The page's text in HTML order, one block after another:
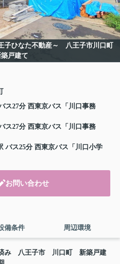
子ひなた不動産～ 八王子市川口町
戸建て
ス27分 西東京バス「川口事務
ス27分 西東京バス「川口事務
バス25分 西東京バス「川口小学
お問い合わせ
備条件 周辺環境
み 八王子市 川口町 新築戸建